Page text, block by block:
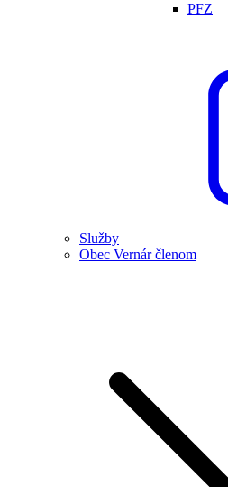
PFZ
Služby
Obec Vernár členom